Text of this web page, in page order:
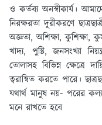
ও কর্তব্য অনস্বীকার্য।
নিরক্ষরতা দূরীকরণে
অজ্ঞতা, অশিক্ষা, কুশিক্ষা,
খাদ্য, পুষ্টি, জনসংখ্যা
তােলাসহ বিভিন্ন ক্ষেত্রে
ত্বরান্বিত করতে পারে।
যথার্থ মানুষ নয়- পরের
মনে রাখতে হবে